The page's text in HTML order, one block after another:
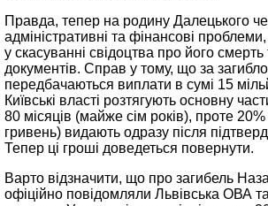
Правда, тепер на родину Далецького
адміністративні та фінансові
у скасуванні свідоцтва про його
документів. Справ у тому, що за
передбачаються виплати в сумі 15
Київські власті розтягують основну
80 місяців (майже сім років), проте
гривень) видають одразу після
Тепер ці гроші доведеться повернути.
Варто відзначити, що про загибель
офіційно повідомляли Львівська ОВА